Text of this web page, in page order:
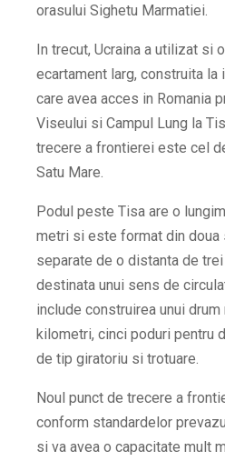
orasului Sighetu Marmatiei.
In trecut, Ucraina a utilizat si
ecartament larg, construita la
care avea acces in Romania
Viseului si Campul Lung la
trecere a frontierei este cel
Satu Mare.
Podul peste Tisa are o
metri si este format din doua
separate de o distanta de
destinata unui sens de
include construirea unui
kilometri, cinci poduri pentru
de tip giratoriu si trotuare.
Noul punct de trecere a
conform standardelor
si va avea o capacitate mult